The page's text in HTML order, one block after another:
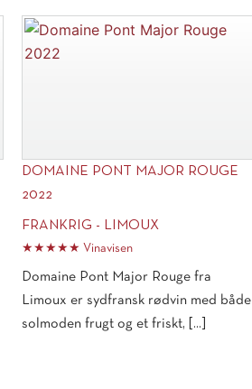
Trocken
antal
DOMAINE PONT MAJOR ROUGE
2022
FRANKRIG - LIMOUX
★★★★★ Vinavisen
Domaine Pont Major Rouge fra
Limoux er sydfransk rødvin med både
solmoden frugt og et friskt, [...]